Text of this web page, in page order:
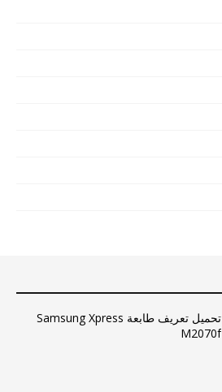
تحميل تعريف طابعة Samsung Xpress
M2070f